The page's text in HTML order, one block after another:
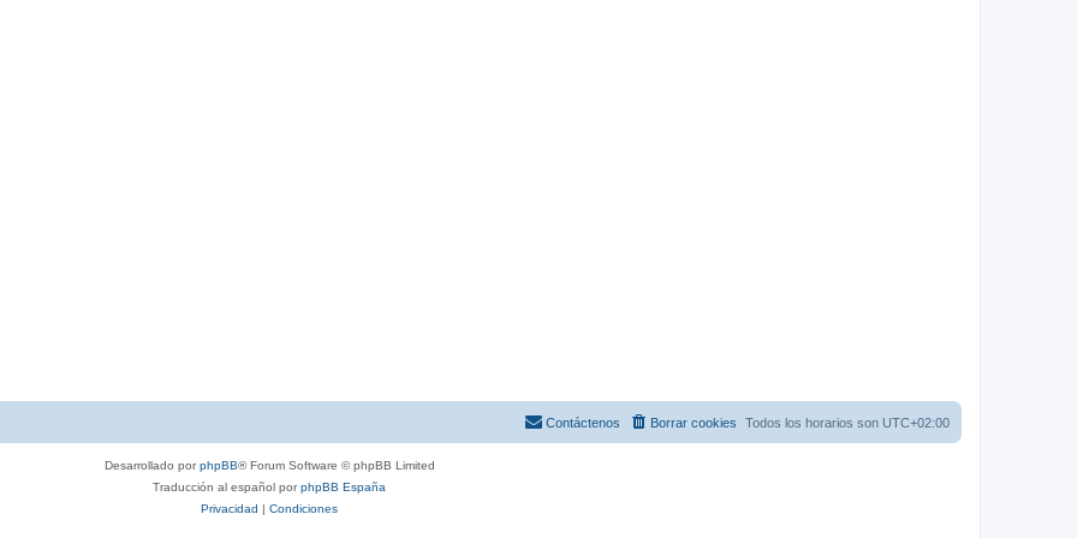
Todos los horarios son UTC+02:00
Borrar cookies
Contáctenos
Desarrollado porphpBB® Forum Software © phpBB Limited
Traducción al español porphpBB España
Privacidad | Condiciones